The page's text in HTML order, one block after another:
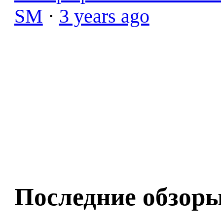
SM · 3 years ago
Последние